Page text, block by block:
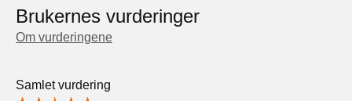
Brukernes vurderinger
Om vurderingene
Samlet vurdering